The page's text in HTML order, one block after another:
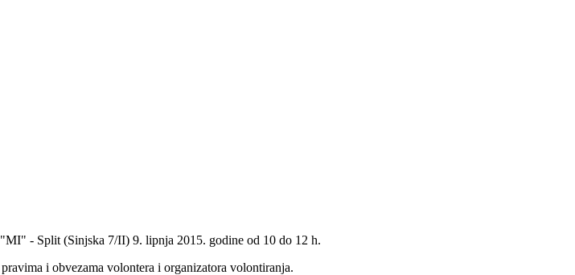
- Split (Sinjska 7/II) 9. lipnja 2015. godine od 10 do 12 h.
i obvezama volontera i organizatora volontiranja.